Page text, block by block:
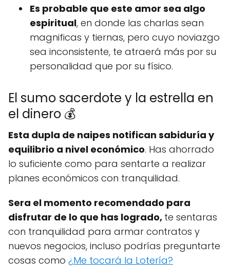
Es probable que este amor sea algo
espiritual, en donde las charlas sean
magnificas y tiernas, pero cuyo noviazgo
sea inconsistente, te atraerá más por su
personalidad que por su físico.
El sumo sacerdote y la estrella en
el dinero 💰
Esta dupla de naipes notifican sabiduría y
equilibrio a nivel económico. Has ahorrado
lo suficiente como para sentarte a realizar
planes económicos con tranquilidad.
Sera el momento recomendado para
disfrutar de lo que has logrado, te sentaras
con tranquilidad para armar contratos y
nuevos negocios, incluso podrías preguntarte
cosas como ¿Me tocará la Lotería?